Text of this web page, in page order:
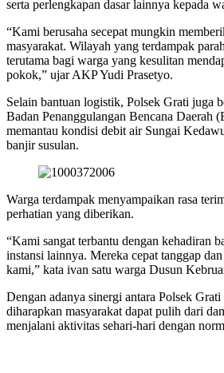
serta perlengkapan dasar lainnya kepada
“Kami berusaha secepat mungkin
masyarakat. Wilayah yang terdampak
terutama bagi warga yang kesulitan
pokok,” ujar AKP Yudi Prasetyo.
Selain bantuan logistik, Polsek Grati juga
Badan Penanggulangan Bencana Daerah
memantau kondisi debit air Sungai
banjir susulan.
Warga terdampak menyampaikan rasa
perhatian yang diberikan.
“Kami sangat terbantu dengan kehadiran
instansi lainnya. Mereka cepat tanggap
kami,” kata ivan satu warga Dusun
Dengan adanya sinergi antara Polsek
diharapkan masyarakat dapat pulih dari
menjalani aktivitas sehari-hari dengan